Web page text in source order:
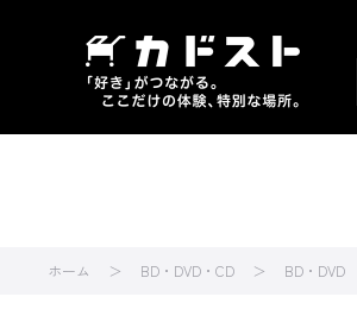
ホーム BD・DVD・CD BD・DVD